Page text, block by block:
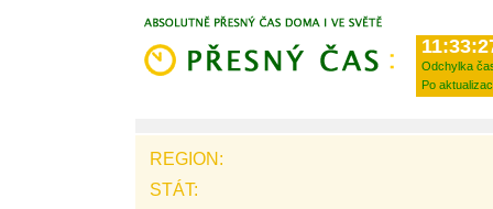
Odchylka
Po
REGION:
STÁT: